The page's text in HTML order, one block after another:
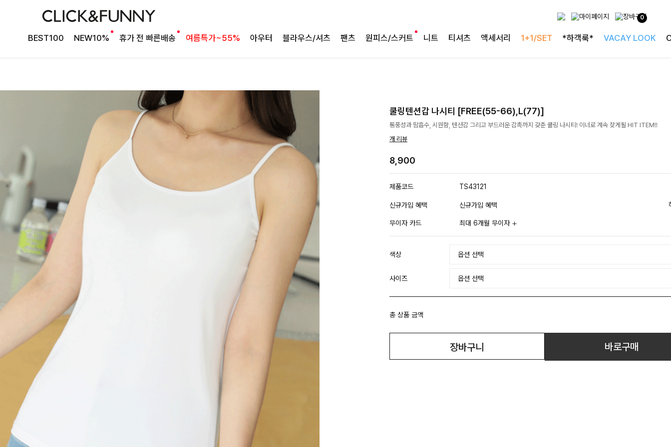
0
BEST100 NEW10% 휴가 전 빠른배송 여름특가~55% 아우터 블라우스/셔츠 팬츠 원피스/스커트 니트 티셔츠 액세서리 1+1/SET *하객룩* VACAY LOOK
쿨링텐션갑 나시티 [FREE(55-66),L(77)]
통풍성과 땀흡수, 시원함, 텐션감 그리고 부드러운 감촉까지 갖춘 쿨링 나시티! 이너로 계속 찾게될 HIT ITEM!!
개 리뷰
8,900
제품코드 TS43121
신규가입 혜택 신규가입 혜택
무이자 카드 최대 6개월 무이자
색상
사이즈
총 상품 금액
장바구니 바로구매